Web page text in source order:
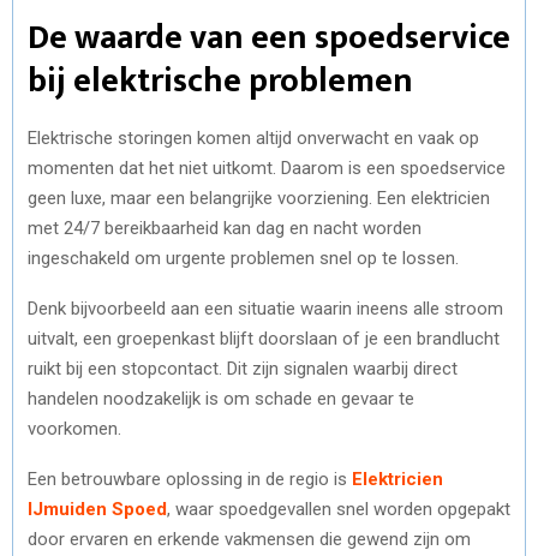
De waarde van een spoedservice
bij elektrische problemen
Elektrische storingen komen altijd onverwacht en vaak op
momenten dat het niet uitkomt. Daarom is een spoedservice
geen luxe, maar een belangrijke voorziening. Een elektricien
met 24/7 bereikbaarheid kan dag en nacht worden
ingeschakeld om urgente problemen snel op te lossen.
Denk bijvoorbeeld aan een situatie waarin ineens alle stroom
uitvalt, een groepenkast blijft doorslaan of je een brandlucht
ruikt bij een stopcontact. Dit zijn signalen waarbij direct
handelen noodzakelijk is om schade en gevaar te
voorkomen.
Een betrouwbare oplossing in de regio is Elektricien
IJmuiden Spoed, waar spoedgevallen snel worden opgepakt
door ervaren en erkende vakmensen die gewend zijn om